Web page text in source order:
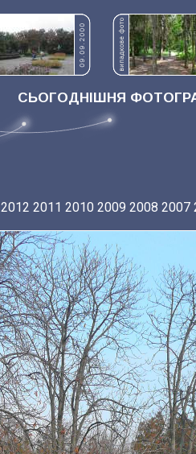
СЬОГОДНІШНЯ
2012 2011 2010 2009 2008 2007